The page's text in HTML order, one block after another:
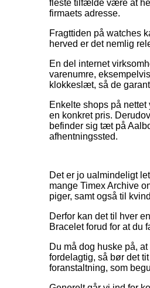
fleste tilfælde være at
firmaets adresse.
Fragttiden på watches
herved er det nemlig
En del internet
varenumre,
klokkeslæt, så de
Enkelte shops på
en konkret pris.
befinder sig tæt på
afhentningssted.
Det er jo ualmindeligt
mange Timex Archive
piger, samt også til
Derfor kan det til hver
Bracelet forud for at du
Du må dog huske på,
fordelagtig, så bør det
foranstaltning, som